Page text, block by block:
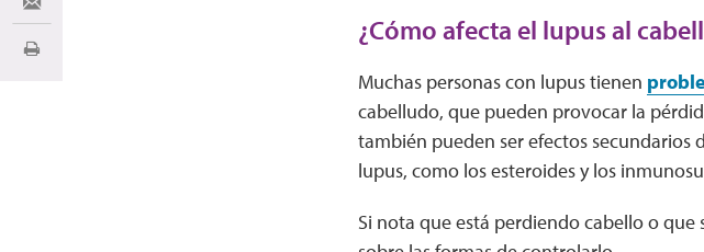
¿Cómo afecta el lupus al
Muchas personas con lupus tienen
cabelludo, que pueden provocar la
también pueden ser efectos secundarios
lupus, como los esteroides y los
Si nota que está perdiendo cabello o
Share via Email
Imprimir